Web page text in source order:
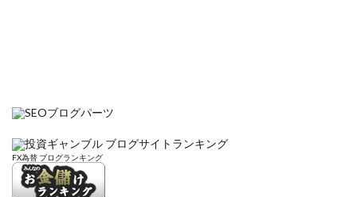
FX為替 ブログランキング